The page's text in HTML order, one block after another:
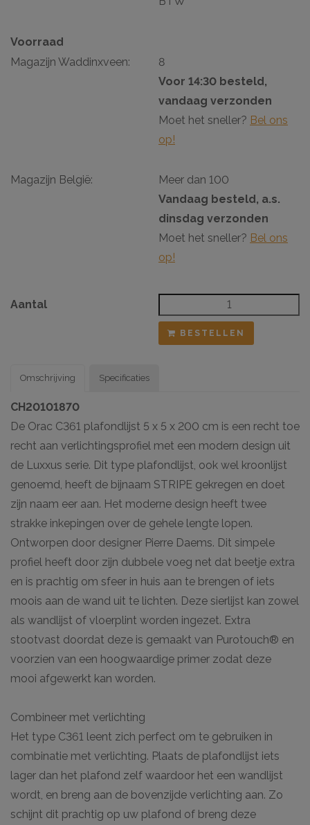
Voorraad
Magazijn Waddinxveen:
8
Voor 14:30 besteld,
vandaag verzonden
Moet het sneller? Bel ons
op!
Magazijn België:
Meer dan 100
Vandaag besteld, a.s.
dinsdag verzonden
Moet het sneller? Bel ons
op!
Aantal
BESTELLEN
Omschrijving
CH20101870
De Orac C361 plafondlijst 5 x 5 x 200 cm is een recht toe
recht aan verlichtingsprofiel met een modern design uit
de Luxxus serie. Dit type plafondlijst, ook wel kroonlijst
genoemd, heeft de bijnaam STRIPE gekregen en doet
zijn naam eer aan. Het moderne design heeft twee
strakke inkepingen over de gehele lengte lopen.
Ontworpen door designer Pierre Daems. Dit simpele
profiel heeft door zijn dubbele voeg net dat beetje extra
en is prachtig om sfeer in huis aan te brengen of iets
moois aan de wand uit te lichten. Deze sierlijst kan zowel
als wandlijst of vloerplint worden ingezet. Extra
stootvast doordat deze is gemaakt van Purotouch® en
voorzien van een hoogwaardige primer zodat deze
mooi afgewerkt kan worden.
Combineer met verlichting
Het type C361 leent zich perfect om te gebruiken in
combinatie met verlichting. Plaats de plafondlijst iets
lager dan het plafond zelf waardoor het een wandlijst
wordt, en breng aan de bovenzijde verlichting aan. Zo
schijnt dit prachtig op uw plafond of breng deze
Specificaties